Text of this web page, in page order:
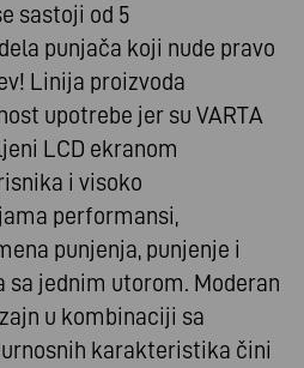
sastoji od 5
punjača koji nude pravo
Linija proizvoda
upotrebe jer su VARTA
LCD ekranom
i visoko
performansi,
punjenja, punjenje i
jednim utorom. Moderan
u kombinaciji sa
karakteristika čini